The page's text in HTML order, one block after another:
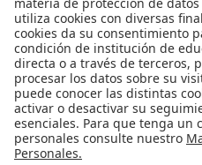
Proyectos 070
SÍGUENOS